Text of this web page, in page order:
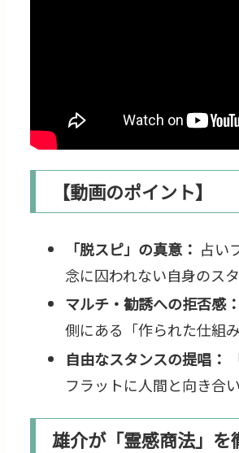
【動画のポイント】
「脱スピ」の真意： 占い
念に囚われない自身のス
マルチ・勧誘への拒否感：
側にある「作られた仕組
自由なスタンスの提唱：
フラットに人間と向き合
雄介が「霊感商法」